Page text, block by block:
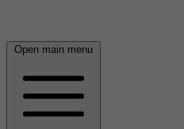
Open main menu